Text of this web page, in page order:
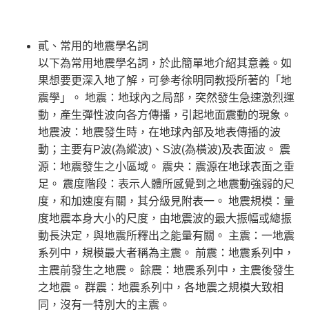
貳、常用的地震學名詞
以下為常用地震學名詞，於此簡單地介紹其意義。如
果想要更深入地了解，可參考徐明同教授所著的「地
震學」。 地震：地球內之局部，突然發生急速激烈運
動，產生彈性波向各方傳播，引起地面震動的現象。
地震波：地震發生時，在地球內部及地表傳播的波
動；主要有P波(為縱波)、S波(為橫波)及表面波。 震
源：地震發生之小區域。 震央：震源在地球表面之垂
足。 震度階段：表示人體所感覺到之地震動強弱的尺
度，和加速度有關，其分級見附表一。 地震規模：量
度地震本身大小的尺度，由地震波的最大振幅或總振
動長決定，與地震所釋出之能量有關。 主震：一地震
系列中，規模最大者稱為主震。 前震：地震系列中，
主震前發生之地震。 餘震：地震系列中，主震後發生
之地震。 群震：地震系列中，各地震之規模大致相
同，沒有一特別大的主震。